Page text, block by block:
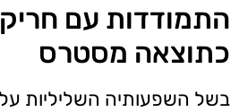
התמודדות עם
כתוצאה מסטרס
בשל השפעותיה השליליות על